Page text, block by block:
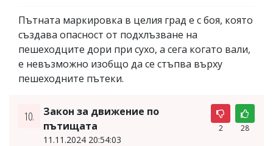
Пътната маркировка в целия град е с боя, която
създава опасност от подхлъзване на
пешеходците дори при сухо, а сега когато вали,
е невъзможно изобщо да се стъпва върху
пешеходните пътеки.
10.
Закон за движение по
пътищата
11.11.2024 20:54:03
2 28